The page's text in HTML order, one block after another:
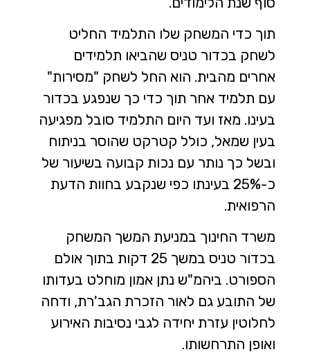
תוך כדי המשחק שלו התלמיד החליט
לשחק בכדור טניס שהביאו תלמידים
אחרים מהבית. הוא החל לשחק "מסירות"
עם תלמיד אחר תוך כדי כך שנפגע בכדור
בעינו. מאז ועד היום התלמיד סובל מפגיעה
בעין שמאל, כולל קטרקט שהוסר בניתוח
ובשל כך נותר עם נכות קבועה בשיעור של
כ-25% בעינתו כפי שנקבע בחוות הדעת
הרפואית.
משרד החינוך במניעת המשך המשחק
בכדור טניס במשך 25 דקות בתוך אולם
הספורט. ביהמ"ש נתן אמון מוחלט בעדותו
של התובע גם לאור הזכרת הגב'רת, ודחה
לחלוטין עזרת יחידה לגבי נסיבות האירוע
ואופן התרחשותו.